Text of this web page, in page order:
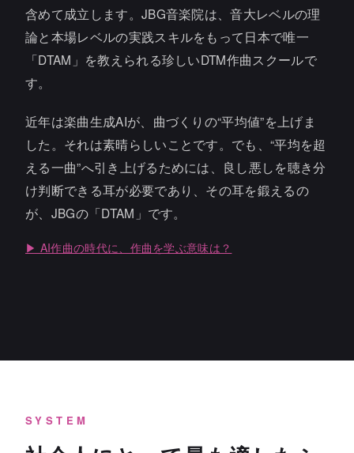
含めて成立します。JBG音楽院は、音大レベルの理
論と本場レベルの実践スキルをもって日本で唯一
「DTAM」を教えられる珍しいDTM作曲スクールで
す。
近年は楽曲生成AIが、曲づくりの“平均値”を上げま
した。それは素晴らしいことです。でも、“平均を超
える一曲”へ引き上げるためには、良し悪しを聴き分
け判断できる耳が必要であり、その耳を鍛えるの
が、JBGの「DTAM」です。
▶ AI作曲の時代に、作曲を学ぶ意味は？
SYSTEM